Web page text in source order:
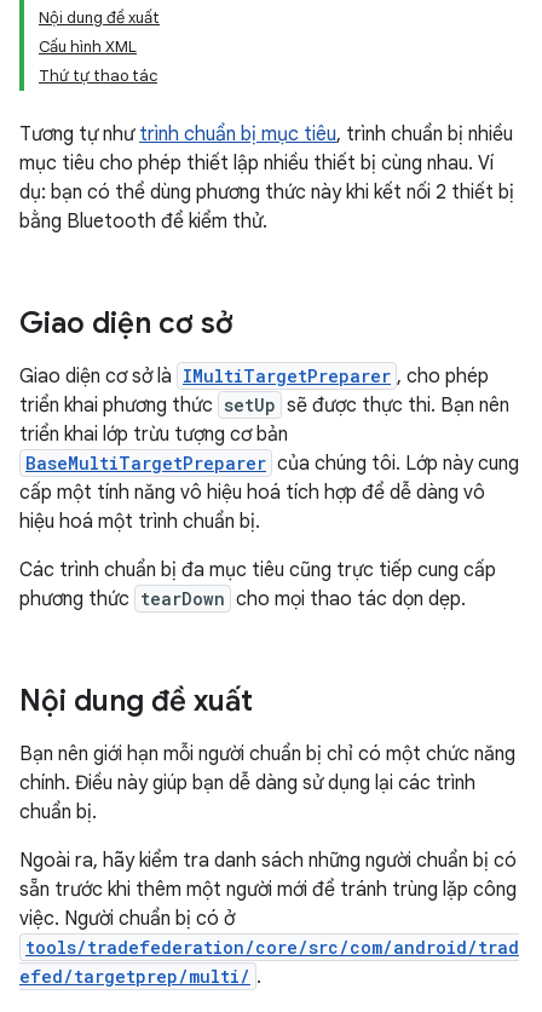
Nội dung đề xuất
Cấu hình XML
Thứ tự thao tác
Tương tự như trình chuẩn bị mục tiêu, trình chuẩn bị nhiều
mục tiêu cho phép thiết lập nhiều thiết bị cùng nhau. Ví
dụ: bạn có thể dùng phương thức này khi kết nối 2 thiết bị
bằng Bluetooth để kiểm thử.
Giao diện cơ sở
Giao diện cơ sở là IMultiTargetPreparer , cho phép
triển khai phương thức setUp sẽ được thực thi. Bạn nên
triển khai lớp trừu tượng cơ bản
BaseMultiTargetPreparer của chúng tôi. Lớp này cung
cấp một tính năng vô hiệu hoá tích hợp để dễ dàng vô
hiệu hoá một trình chuẩn bị.
Các trình chuẩn bị đa mục tiêu cũng trực tiếp cung cấp
phương thức tearDown cho mọi thao tác dọn dẹp.
Nội dung đề xuất
Bạn nên giới hạn mỗi người chuẩn bị chỉ có một chức năng
chính. Điều này giúp bạn dễ dàng sử dụng lại các trình
chuẩn bị.
Ngoài ra, hãy kiểm tra danh sách những người chuẩn bị có
sẵn trước khi thêm một người mới để tránh trùng lặp công
việc. Người chuẩn bị có ở
tools/tradefederation/core/src/com/android/trad
efed/targetprep/multi/ .